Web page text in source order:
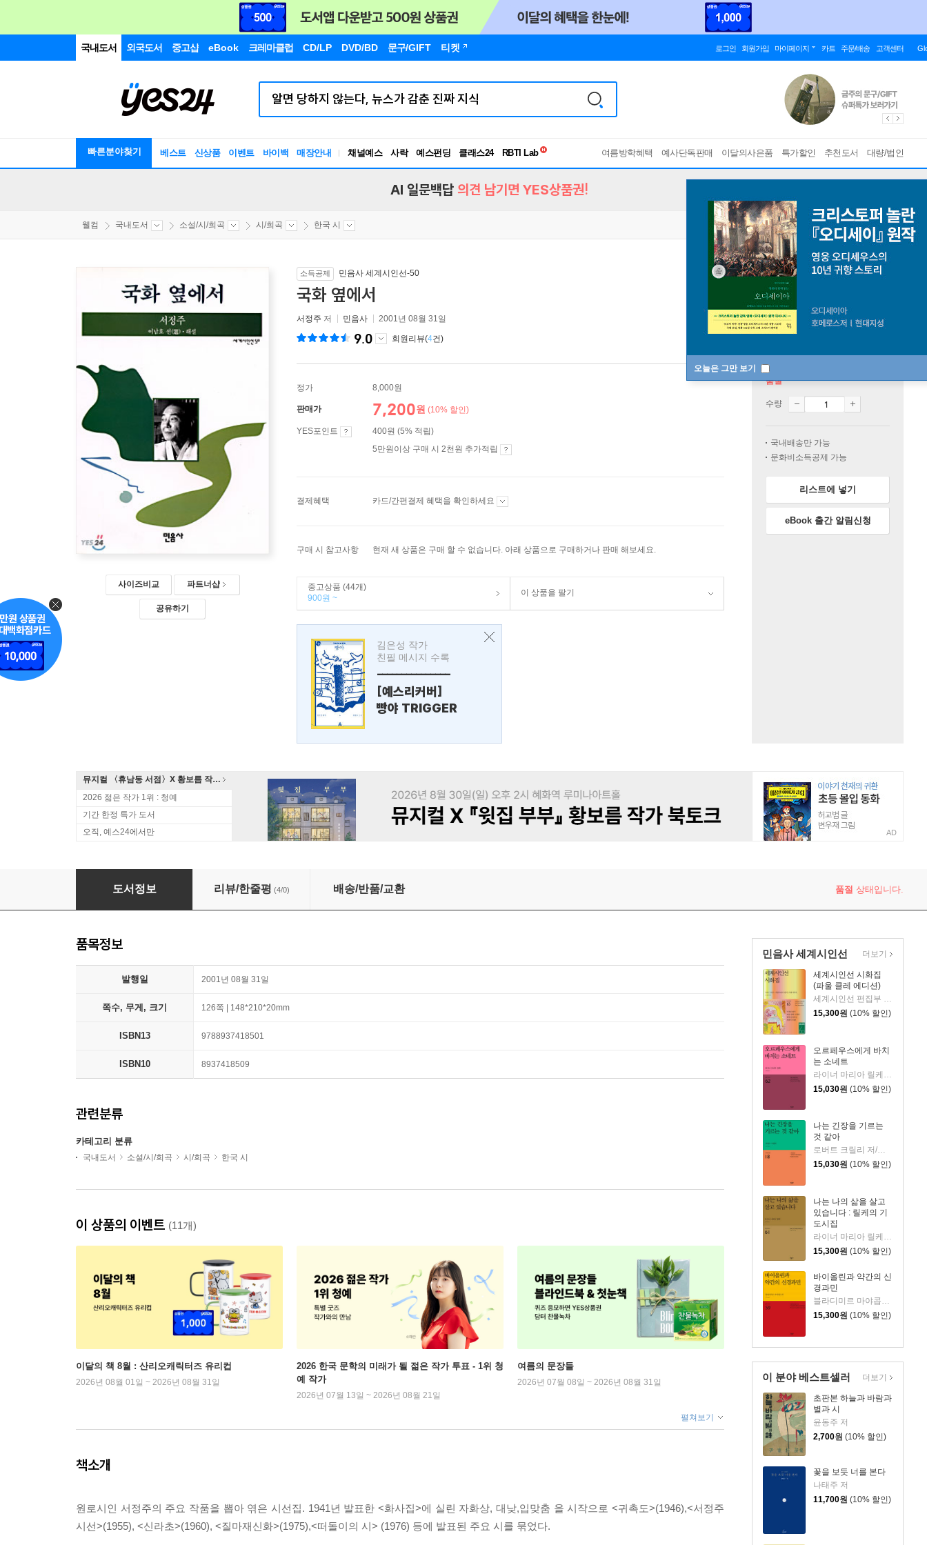
국내도서 외국도서 중고샵 eBook 크레마클럽 CD/LP DVD/BD 문구/GIFT 티켓 로그인 회원가입 마이페이지 카트 주문/배송 고객센터
빠른분야찾기 베스트 신상품 이벤트 바이백 매장안내 채널예스 사락 예스펀딩 클래스24
독서유형검사
여름방학혜택 예사단독판매 이달의사은품 특가할인 추천도서 대량/법인
오늘은 그만 보기
AI 일문백답 의견 남기면 YES상품권!
웰컴 국내도서 소설/시/희곡 시/희곡 한국 시
사이즈비교 파트너샵
공유하기
소득공제 민음사 세계시인선-50
국화 옆에서
서정주 저 민음사 2001년 08월 31일
9.0 회원리뷰(4건)
정가 8,000원
판매가 7,200원 (10% 할인)
YES포인트
400원 (5% 적립)
5만원이상 구매 시 2천원 추가적립
결제혜택 카드/간편결제 혜택을 확인하세요
구매 시 참고사항 현재 새 상품은 구매 할 수 없습니다. 아래 상품으로 구매하거나 판매 해보세요.
중고상품 (44개)
900원 ~
이 상품을 팔기
김은성 작가
친필 메시지 수록
---------------
[예스리커버]
빵야 TRIGGER
품절
수량
국내배송만 가능
문화비소득공제 가능
리스트에 넣기
eBook 출간 알림신청
뮤지컬 〈휴남동 서점〉X 황보름 작가 북토크
2026 젊은 작가 1위 : 청예
기간 한정 특가 도서
오직, 예스24에서만
AD
국화 옆에서
도서정보 리뷰/한줄평 (4/0) 배송/반품/교환 품절 상태입니다.
민음사 세계시인선
세계시인선 시화집
(파울 클레 에디션)
세계시인선 편집부 편/호라티우스 등저/파울 클레 그림
15,300원 (10% 할인)
오르페우스에게 바치
는 소네트
15,030원 (10% 할인)
나는 긴장을 기르는
것 같아
로버트 크릴리 저/정은귀 역
15,030원 (10% 할인)
나는 나의 삶을 살고
있습니다 : 릴케의 기
도시집
15,300원 (10% 할인)
바이올린과 약간의 신
경과민
블라디미르 마야콥스키 저/조규연 역
15,300원 (10% 할인)
더보기
이 분야 베스트셀러
초판본 하늘과 바람과
별과 시
윤동주 저
2,700원 (10% 할인)
꽃을 보듯 너를 본다
나태주 저
11,700원 (10% 할인)
더보기
품목정보
발행일 2001년 08월 31일
쪽수, 무게, 크기 126쪽 | 148*210*20mm
ISBN13 9788937418501
ISBN10 8937418509
관련분류
카테고리 분류
국내도서 소설/시/희곡 시/희곡 한국 시
이 상품의 이벤트 (11개)
이달의 책 8월 : 산리오캐릭터즈 유리컵
2026년 08월 01일 ~ 2026년 08월 31일
2026 한국 문학의 미래가 될 젊은 작가 투표 - 1위 청
예 작가
2026년 07월 13일 ~ 2026년 08월 21일
여름의 문장들
2026년 07월 08일 ~ 2026년 08월 31일
펼쳐보기
책소개
원로시인 서정주의 주요 작품을 뽑아 엮은 시선집. 1941년 발표한 <화사집>에 실린 자화상, 대낮,입맞춤 을 시작으로 <귀촉도>(1946),<서정주
시선>(1955), <신라초>(1960), <질마재신화>(1975),<떠돌이의 시> (1976) 등에 발표된 주요 시를 묶었다.